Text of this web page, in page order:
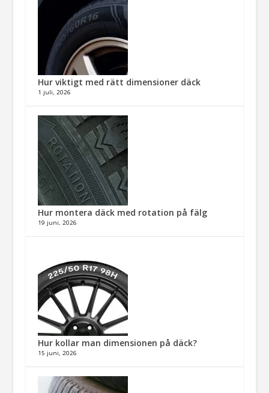
Hur viktigt med rätt dimensioner däck​
1 juli, 2026
Hur montera däck med rotation på fälg​
19 juni, 2026
Hur kollar man dimensionen på däck?
15 juni, 2026